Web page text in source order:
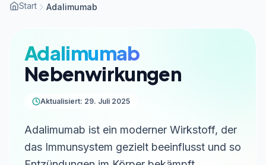
Start Adalimumab
Adalimumab
Nebenwirkungen
Aktualisiert: 29. Juli 2025
Adalimumab ist ein moderner Wirkstoff, der
das Immunsystem gezielt beeinflusst und so